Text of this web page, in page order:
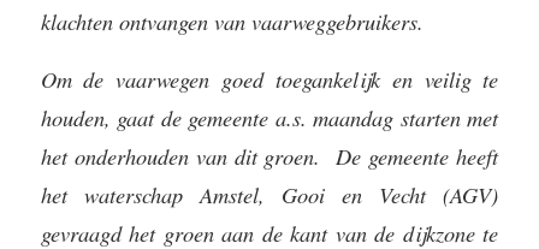
klachten ontvangen van vaarweggebruikers.
Om de vaarwegen goed toegankelijk en veilig te
houden, gaat de gemeente a.s. maandag starten met
het onderhouden van dit groen. De gemeente heeft
het waterschap Amstel, Gooi en Vecht (AGV)
gevraagd het groen aan de kant van de dijkzone te